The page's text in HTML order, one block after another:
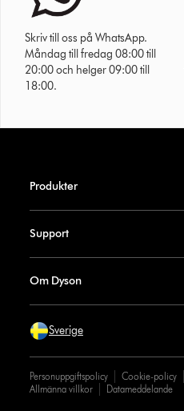
Skriv till oss på WhatsApp.
Måndag till fredag 08:00 till
20:00 och helger 09:00 till
18:00.
Produkter
Support
Om Dyson
Sverige
Personuppgiftspolicy Cookie-policy
Allmänna villkor
Datameddelande